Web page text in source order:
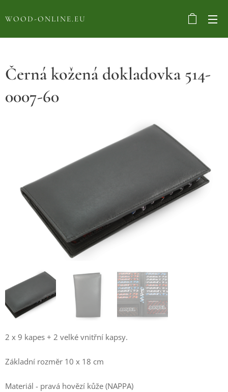
WOOD-ONLINE.EU
Černá kožená dokladovka 514-
0007-60
2 x 9 kapes + 2 velké vnitřní kapsy.
Základní rozměr 10 x 18 cm
Materiál - pravá hovězí kůže (NAPPA)